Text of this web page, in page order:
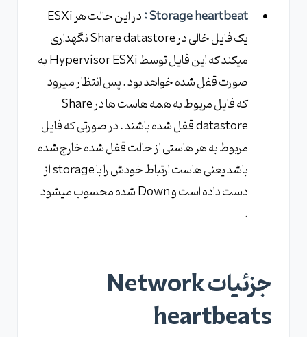
Storage heartbeat :
در این حالت هر ESXi
یک فایل خالی در Share datastore نگهداری
میکند که این فایل توسط Hypervisor ESXi به
صورت قفل شده خواهد بود . پس انتظار میرود
که فایل مربوط به همه هاست ها در Share
datastore قفل شده باشند . در صورتی که فایل
مربوط به هر هاستی از حالت قفل شده خارج شده
باشد یعنی هاست ارتباط خودش را با storage از
دست داده است و Down شده محسوب میشود
.
جزئیات Network
heartbeats